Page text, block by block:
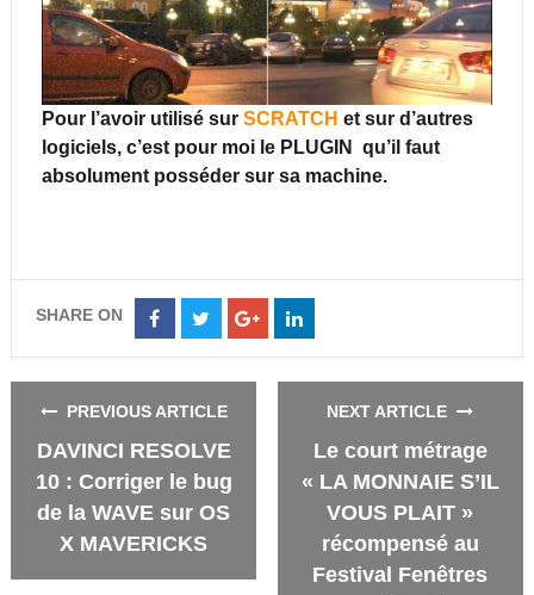
Pour l’avoir utilisé sur SCRATCH et sur d’autres
logiciels, c’est pour moi le PLUGIN
qu’il faut
absolument posséder sur sa machine.
SHARE ON
Share
Facebook
Share
Twitter
Share
Google+
Share
LinkedIn
PREVIOUS ARTICLE
DAVINCI RESOLVE
10 : Corriger le bug
de la WAVE sur OS
X MAVERICKS
NEXT ARTICLE
Le court métrage
« LA MONNAIE S’IL
VOUS PLAIT »
récompensé au
Festival Fenêtres